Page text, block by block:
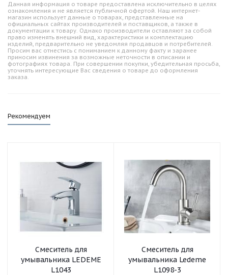
Данная информация о товаре предоставлена исключительно в целях
ознакомления и не является публичной офертой. Наш интернет-
магазин использует данные о товарах, представленные на
официальных сайтах производителей и поставщиков, а также в
документации к товару. Однако производители оставляют за собой
право изменять внешний вид, характеристики и комплектацию
изделий, предварительно не уведомляя продавцов и потребителей.
Просим вас отнестись с пониманием к данному факту и заранее
приносим извинения за возможные неточности в описании и
фотографиях товара. При совершении покупки, убедительная просьба,
уточнять интересующие Вас сведения о товаре до оформления
заказа.
Рекомендуем
Смеситель для
умывальника LEDEME
L1043
Смеситель для
умывальника Ledeme
L1098-3